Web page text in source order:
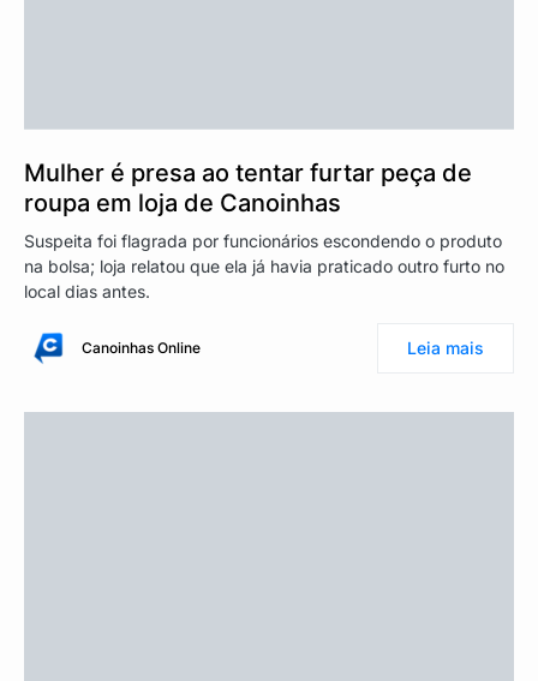
Mulher é presa ao tentar furtar peça de
roupa em loja de Canoinhas
Suspeita foi flagrada por funcionários escondendo o produto
na bolsa; loja relatou que ela já havia praticado outro furto no
local dias antes.
Canoinhas Online Leia mais